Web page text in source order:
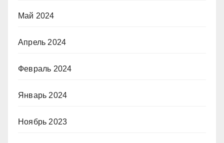
Май 2024
Апрель 2024
Февраль 2024
Январь 2024
Ноябрь 2023